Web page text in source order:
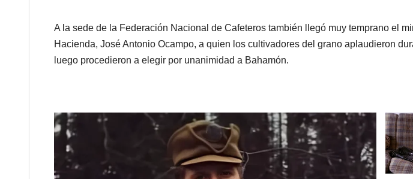
A la sede de la Federación Nacional de Cafeteros también llegó muy temprano el
Hacienda, José Antonio Ocampo, a quien los cultivadores del grano aplaudieron
luego procedieron a elegir por unanimidad a Bahamón.